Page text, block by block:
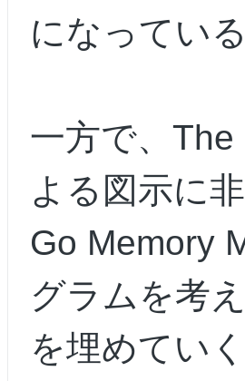
になってい
一方で、
よる図示に
Go Memory
グラムを考
を埋めてい